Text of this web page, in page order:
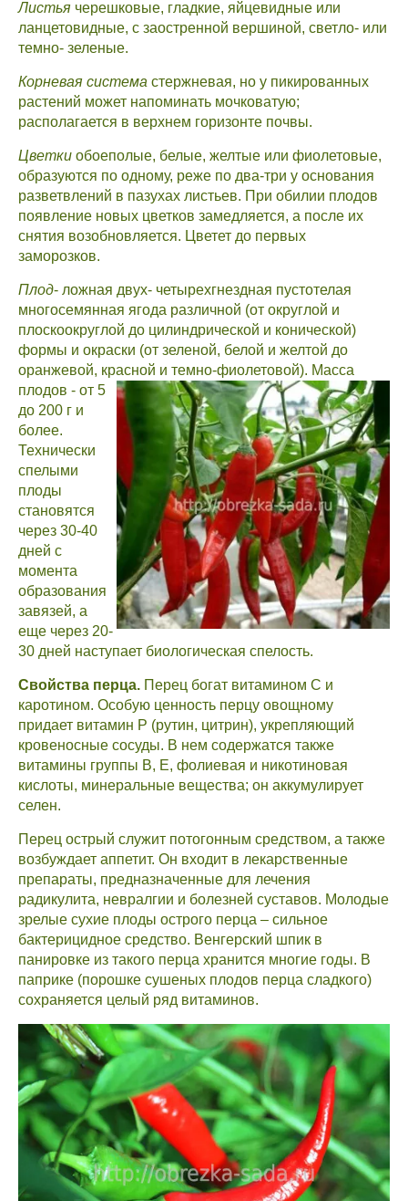
Листья черешковые, гладкие, яйцевидные или
ланцетовидные, с заостренной вершиной, светло- или
темно- зеленые.
Корневая система стержневая, но у пикированных
растений может напоминать мочковатую;
располагается в верхнем горизонте почвы.
Цветки обоеполые, белые, желтые или фиолетовые,
образуются по одному, реже по два-три у основания
разветвлений в пазухах листьев. При обилии плодов
появление новых цветков замедляется, а после их
снятия возобновляется. Цветет до первых
заморозков.
Плод- ложная двух- четырехгнездная пустотелая
многосемянная ягода различной (от округлой и
плоскоокруглой до цилиндрической и конической)
формы и окраски (от зеленой, белой и желтой до
оранжевой, красной и темно-фиолетовой). Масса
плодов - от 5
до 200 г и
более.
Технически
спелыми
плоды
становятся
через 30-40
дней с
момента
образования
завязей, а
еще через 20-
30 дней наступает биологическая спелость.
Свойства перца. Перец богат витамином С и
каротином. Особую ценность перцу овощному
придает витамин Р (рутин, цитрин), укрепляющий
кровеносные сосуды. В нем содержатся также
витамины группы В, Е, фолиевая и никотиновая
кислоты, минеральные вещества; он аккумулирует
селен.
Перец острый служит потогонным средством, а также
возбуждает аппетит. Он входит в лекарственные
препараты, предназначенные для лечения
радикулита, невралгии и болезней суставов. Молодые
зрелые сухие плоды острого перца – сильное
бактерицидное средство. Венгерский шпик в
панировке из такого перца хранится многие годы. В
паприке (порошке сушеных плодов перца сладкого)
сохраняется целый ряд витаминов.